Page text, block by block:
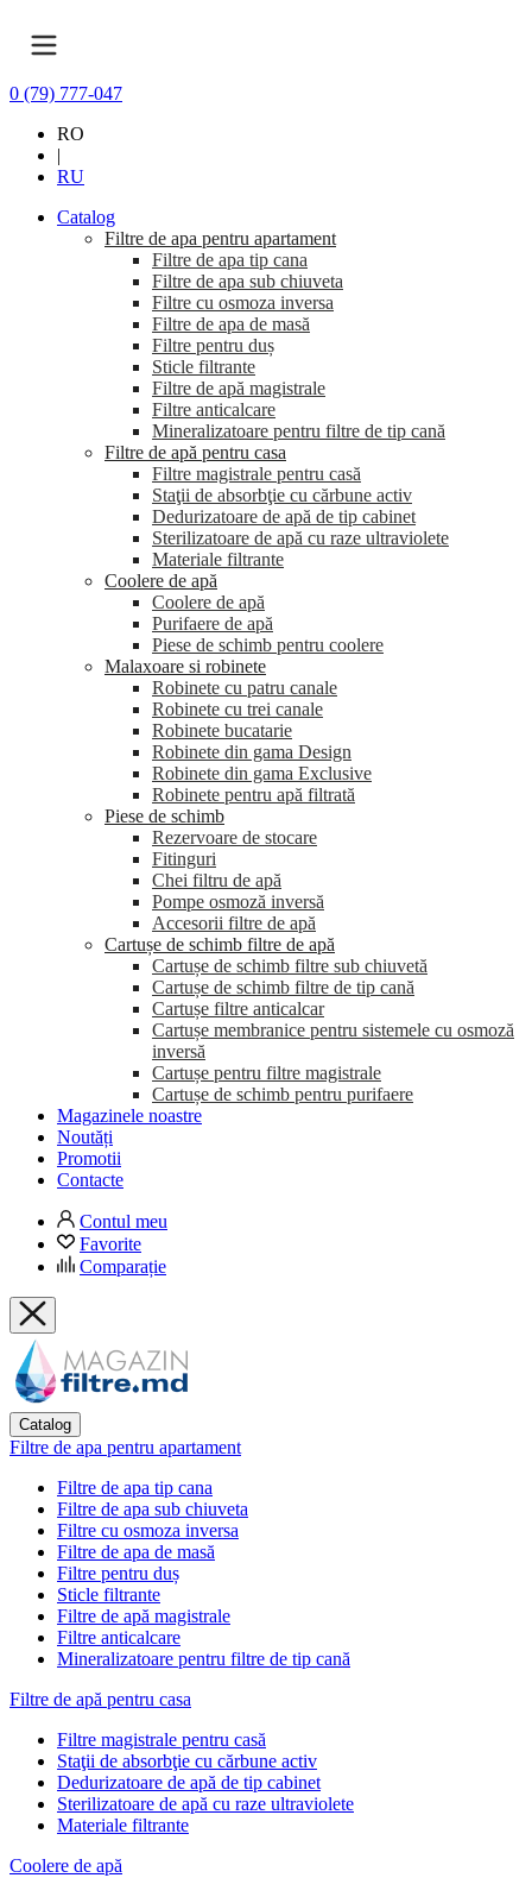
0 (79) 777-047
RO
|
RU
Catalog
Filtre de apa pentru apartament
Filtre de apa tip cana
Filtre de apa sub chiuveta
Filtre cu osmoza inversa
Filtre de apa de masă
Filtre pentru duș
Sticle filtrante
Filtre de apă magistrale
Filtre anticalcare
Mineralizatoare pentru filtre de tip cană
Filtre de apă pentru casa
Filtre magistrale pentru casă
Staţii de absorbţie cu cărbune activ
Dedurizatoare de apă de tip cabinet
Sterilizatoare de apă cu raze ultraviolete
Materiale filtrante
Coolere de apă
Сoolere de apă
Purifaere de apă
Piese de schimb pentru coolere
Malaxoare si robinete
Robinete cu patru canale
Robinete cu trei canale
Robinete bucatarie
Robinete din gama Design
Robinete din gama Exclusive
Robinete pentru apă filtrată
Piese de schimb
Rezervoare de stocare
Fitinguri
Chei filtru de apă
Pompe osmoză inversă
Accesorii filtre de apă
Cartușe de schimb filtre de apă
Cartușe de schimb filtre sub chiuvetă
Cartușe de schimb filtre de tip cană
Cartușe filtre anticalcar
Cartușe membranice pentru sistemele cu osmoză
inversă
Cartușe pentru filtre magistrale
Cartușe de schimb pentru purifaere
Magazinele noastre
Noutăți
Promotii
Contacte
Contul meu
Favorite
Comparație
Catalog
Filtre de apa pentru apartament
Filtre de apa tip cana
Filtre de apa sub chiuveta
Filtre cu osmoza inversa
Filtre de apa de masă
Filtre pentru duș
Sticle filtrante
Filtre de apă magistrale
Filtre anticalcare
Mineralizatoare pentru filtre de tip cană
Filtre de apă pentru casa
Filtre magistrale pentru casă
Staţii de absorbţie cu cărbune activ
Dedurizatoare de apă de tip cabinet
Sterilizatoare de apă cu raze ultraviolete
Materiale filtrante
Coolere de apă